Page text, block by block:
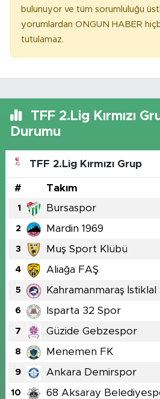
bulunuyor ve tüm sorumluluğu
yorumlardan ONGUN HABER
tutulamaz.
TFF 2.Lig Kırmızı
Durumu
TFF 2.Lig Kırmızı Grup
# Takım
1 Bursaspor
2 Mardin 1969
3 Muş Sport Klübü
4 Aliağa FAŞ
5 Kahramanmaraş İstiklal
6 Isparta 32 Spor
7 Güzide Gebzespor
8 Menemen FK
9 Ankara Demirspor
10 68 Aksaray